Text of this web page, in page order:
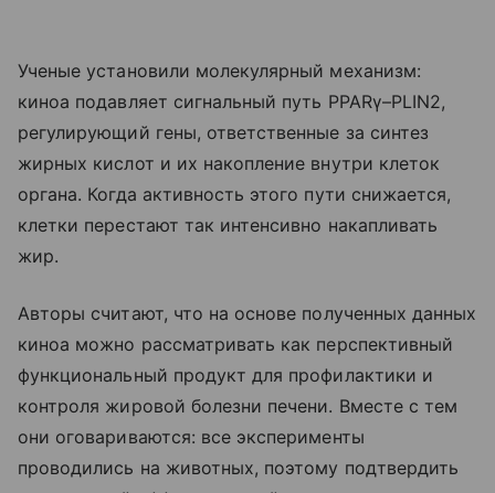
Ученые установили молекулярный механизм:
киноа подавляет сигнальный путь PPARγ–PLIN2,
регулирующий гены, ответственные за синтез
жирных кислот и их накопление внутри клеток
органа. Когда активность этого пути снижается,
клетки перестают так интенсивно накапливать
жир.
Авторы считают, что на основе полученных данных
киноа можно рассматривать как перспективный
функциональный продукт для профилактики и
контроля жировой болезни печени. Вместе с тем
они оговариваются: все эксперименты
проводились на животных, поэтому подтвердить